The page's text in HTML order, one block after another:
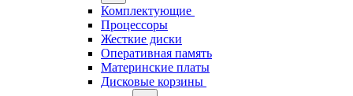
Комплектующие
Процессоры
Жесткие диски
Оперативная память
Материнские платы
Дисковые корзины